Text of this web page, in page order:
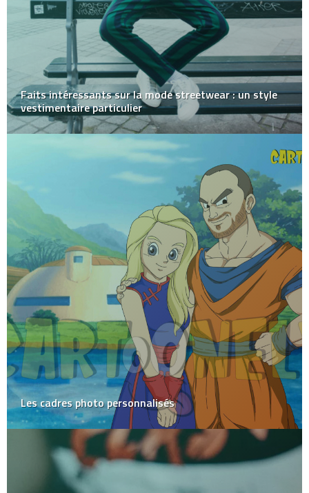
Faits intéressants sur la mode streetwear : un style
vestimentaire particulier
Les cadres photo personnalisés